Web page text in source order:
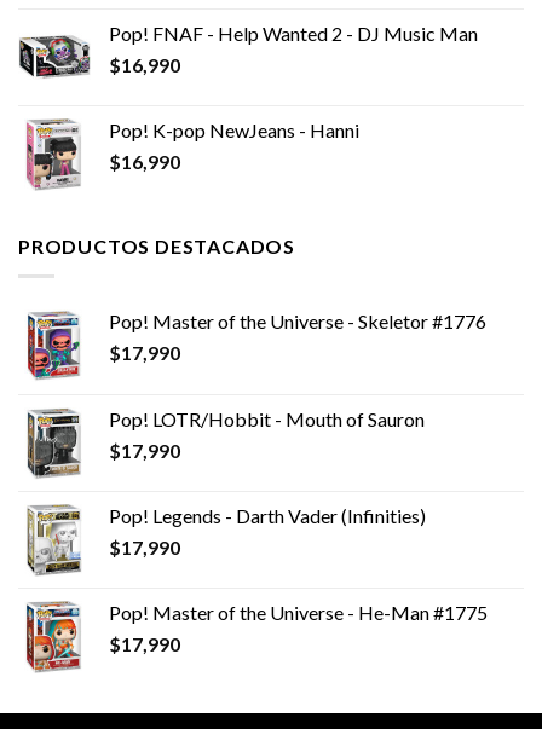
Pop! FNAF - Help Wanted 2 - DJ Music Man
$16,990
Pop! K-pop NewJeans - Hanni
$16,990
PRODUCTOS DESTACADOS
Pop! Master of the Universe - Skeletor #1776
$17,990
Pop! LOTR/Hobbit - Mouth of Sauron
$17,990
Pop! Legends - Darth Vader (Infinities)
$17,990
Pop! Master of the Universe - He-Man #1775
$17,990